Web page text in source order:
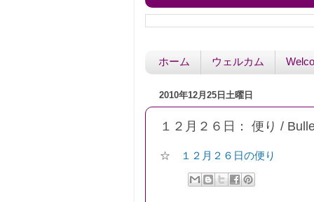
ホーム ウェルカム
2010年12月25日土曜日
１２月２６日： 便り /
☆ １２月２６日の便り